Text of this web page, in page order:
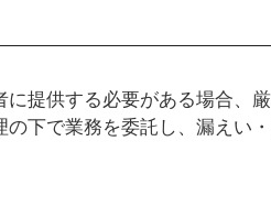
提供する必要がある場合、
下で業務を委託し、漏えい